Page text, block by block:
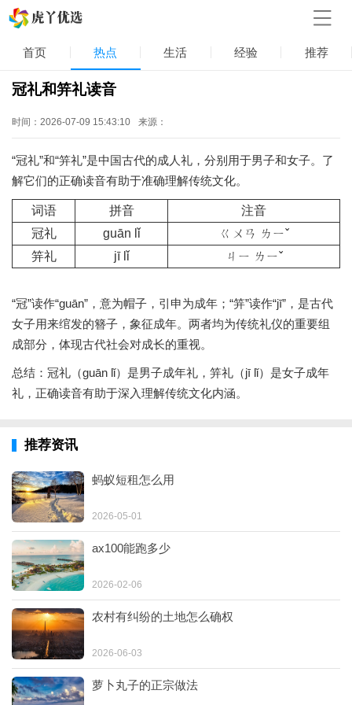
首页 热点 生活 经验 推荐
冠礼和笄礼读音
时间：2026-07-09 15:43:10 来源：
“冠礼”和“笄礼”是中国古代的成人礼，分别用于男子和女子。了
解它们的正确读音有助于准确理解传统文化。
词语 拼音
注音
冠礼
guān lǐ
ㄍㄨㄢ ㄌㄧˇ
笄礼
jī lǐ ㄐㄧ ㄌㄧˇ
“冠”读作“guān”，意为帽子，引申为成年；“笄”读作“jī”，是古代
女子用来绾发的簪子，象征成年。两者均为传统礼仪的重要组
成部分，体现古代社会对成长的重视。
总结：冠礼（guān lǐ）是男子成年礼，笄礼（jī lǐ）是女子成年
礼，正确读音有助于深入理解传统文化内涵。
推荐资讯
蚂蚁短租怎么用
2026-05-01
ax100能跑多少
2026-02-06
农村有纠纷的土地怎么确权
2026-06-03
萝卜丸子的正宗做法